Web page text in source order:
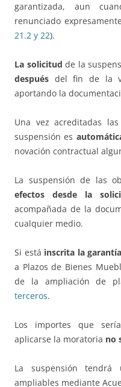
garantizada, aun
renunciado
21.2 y 22).
La solicitudde la
después del fin de la
aportando la
Una vez acreditadas
suspensión es
novación contractual
La suspensión de las
efectos desde la
acompañada de la
cualquier medio.
Si está inscrita la garantía
a Plazos de Bienes
de la ampliación de
terceros.
Los importes que
aplicarse la moratoria no
La suspensión
ampliables mediante